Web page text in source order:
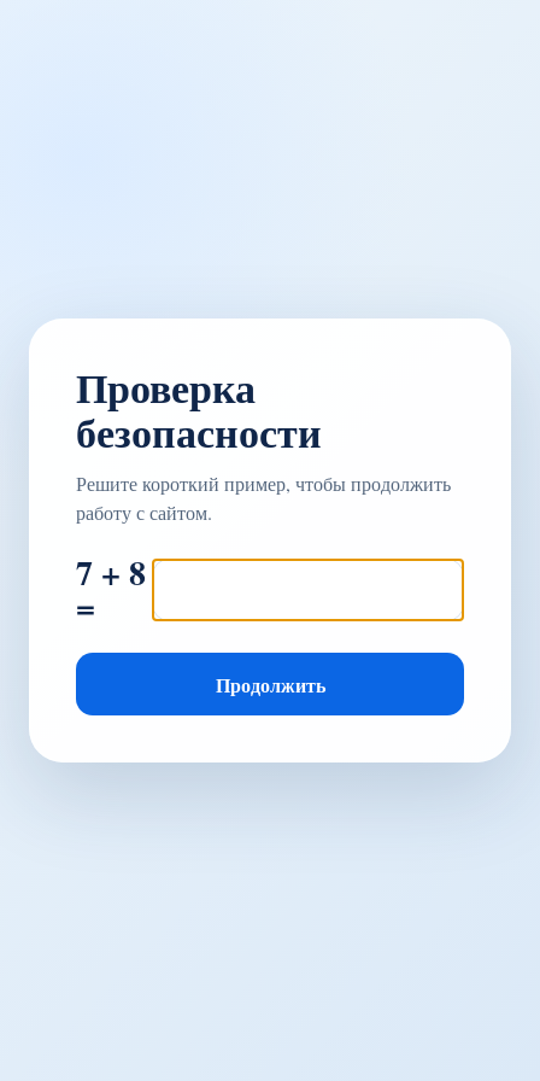
Проверка
безопасности
Решите короткий пример, чтобы продолжить
работу с сайтом.
7 + 8
=
Продолжить